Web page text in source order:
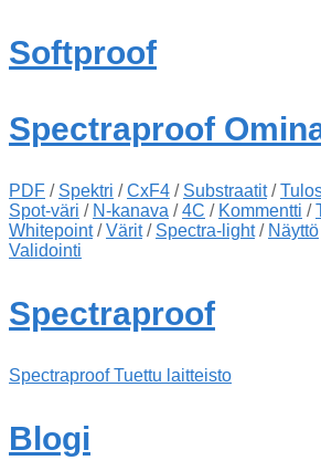
Softproof
Spectraproof
PDF / Spektri /CxF4 / Substraatit/
Spot-väri / N-kanava /4C / Kommentti /
Whitepoint/Värit/ Spectra-light/ Näyttö
Validointi
Spectraproof
Spectraproof Tuettu laitteisto
Blogi